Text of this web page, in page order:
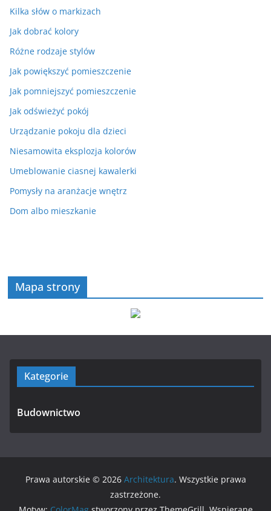
Kilka słów o markizach
Jak dobrać kolory
Różne rodzaje stylów
Jak powiększyć pomieszczenie
Jak pomniejszyć pomieszczenie
Jak odświeżyć pokój
Urządzanie pokoju dla dzieci
Niesamowita eksplozja kolorów
Umeblowanie ciasnej kawalerki
Pomysły na aranżacje wnętrz
Dom albo mieszkanie
Mapa strony
Kategorie
Budownictwo
Prawa autorskie © 2026 Architektura. Wszystkie prawa
zastrzeżone.